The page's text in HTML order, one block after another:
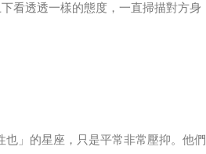
看透透一樣的態度，一直掃描對方身
」的星座，只是平常非常壓抑。他們